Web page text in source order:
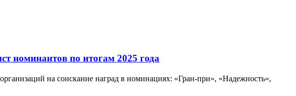
номинантов по итогам 2025 года
на соискание наград в номинациях: «Гран-при», «Надежность»,